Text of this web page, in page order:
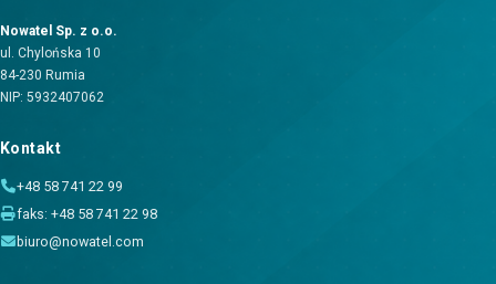
Nowatel Sp. z o.o.
ul. Chylońska 10
84-230 Rumia
NIP: 5932407062
Kontakt
+48 58 741 22 99
faks: +48 58 741 22 98
biuro@nowatel.com